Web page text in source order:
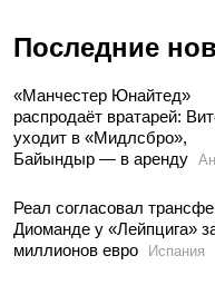
Последние
«Манчестер Юнайтед»
распродаёт вратарей:
уходит в «Мидлсбро»,
Байындыр — в аренду
Реал согласовал
Диоманде у «Лейпцига»
миллионов евро
Испания